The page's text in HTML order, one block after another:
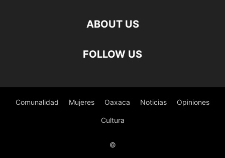
ABOUT US
FOLLOW US
Comunalidad Mujeres Oaxaca Noticias Opiniones
Cultura
©